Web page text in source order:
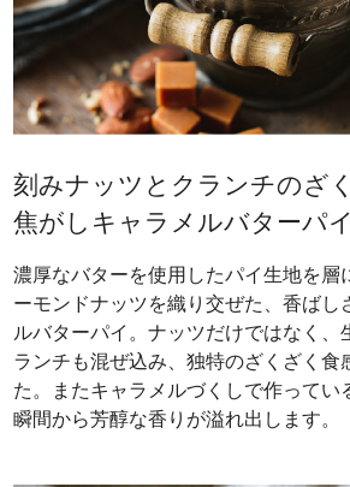
刻みナッツとクランチのざ
焦がしキャラメルバターパイ
濃厚なバターを使用したパイ生地を層
ーモンドナッツを織り交ぜた、香ばし
ルバターパイ。ナッツだけではなく、
ランチも混ぜ込み、独特のざくざく食
た。またキャラメルづくしで作ってい
瞬間から芳醇な香りが溢れ出します。